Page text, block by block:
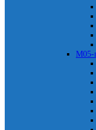
M05-